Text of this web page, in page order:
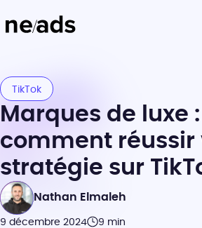
TikTok
Marques de luxe :
comment réussir
stratégie sur
Nathan Elmaleh
9 décembre 2024 9 min